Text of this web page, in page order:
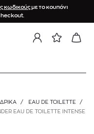
κωδικούςμε το κουπόνι
/ EAU DE TOILETTE
/
EAU DE TOILETTE INTENSE